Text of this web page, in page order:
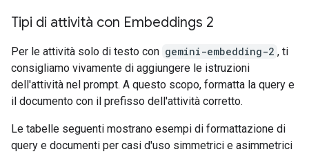
Tipi di attività con Embeddings 2
Per le attività solo di testo con gemini-embedding-2 , ti
consigliamo vivamente di aggiungere le istruzioni
dell'attività nel prompt. A questo scopo, formatta la query e
il documento con il prefisso dell'attività corretto.
Le tabelle seguenti mostrano esempi di formattazione di
query e documenti per casi d'uso simmetrici e asimmetrici